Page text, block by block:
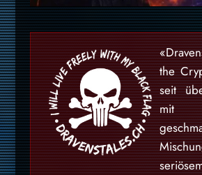
the
seit
mit